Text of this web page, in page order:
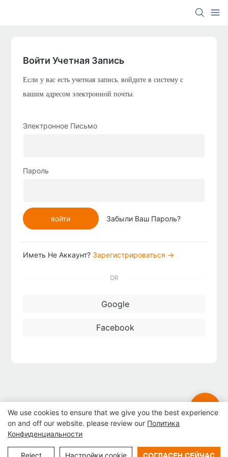
Войти Учетная Запись
Если у вас есть учетная запись, войдите в систему с
вашим адресом электронной почты.
Электронное Письмо
Пароль
войти Забыли Ваш Пароль?
Иметь Не Аккаунт? Зарегистрироваться →
OR
Google
Facebook
Авторское право © 2024 Шэньчжэнь Lean Kiosk Systems Co.,
We use cookies to ensure that we give you the best experience
on and off our website. please review our Политика
Конфиденциальности
Reject Настройки cookie